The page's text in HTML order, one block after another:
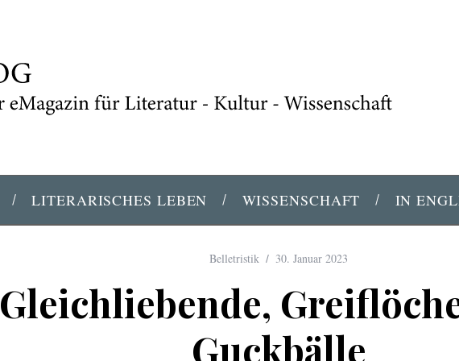
LITERARISCHES LEBEN WISSENSCHAFT IN
Belletristik 30. Januar 2023
Gleichliebende,
Guckbälle